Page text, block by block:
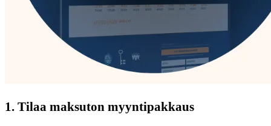
1. Tilaa maksuton myyntipakkaus